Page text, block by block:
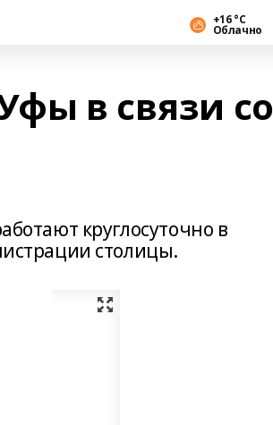
+16 °С
Облачно
в связи со
круглосуточно в
столицы.